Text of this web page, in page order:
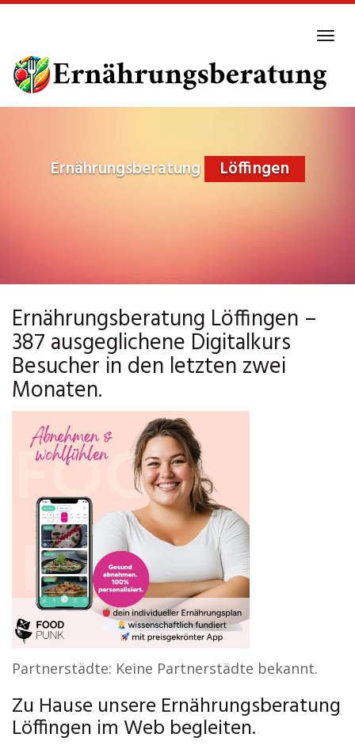
main
content
Ernährungsberatung Löffingen
Ernährungsberatung Löffingen –
387 ausgeglichene Digitalkurs
Besucher in den letzten zwei
Monaten.
Partnerstädte: Keine Partnerstädte bekannt.
Zu Hause unsere Ernährungsberatung
Löffingen im Web begleiten.